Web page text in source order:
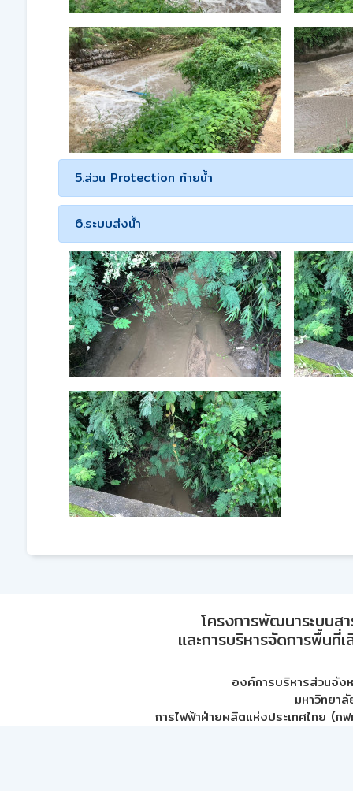
5.ส่วน Protection ท้ายน้ำ
6.ระบบส่งน้ำ
โครงการพัฒนาระบบส
และการบริหารจัดการพื้นที่
องค์การบริหารส่วนจัง
มหาวิทยา
การไฟฟ้าฝ่ายผลิตแห่งประเทศไทย (กฟ